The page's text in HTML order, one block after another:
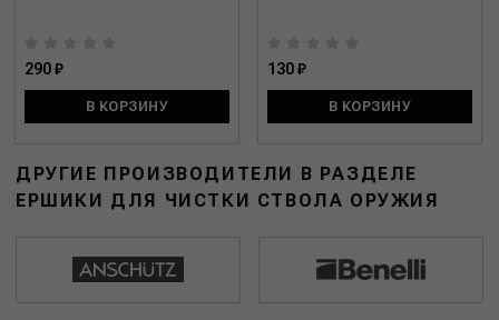
290 ₽
В КОРЗИНУ
130 ₽
В КОРЗИНУ
ДРУГИЕ ПРОИЗВОДИТЕЛИ В РАЗДЕЛЕ
ЕРШИКИ ДЛЯ ЧИСТКИ СТВОЛА ОРУЖИЯ